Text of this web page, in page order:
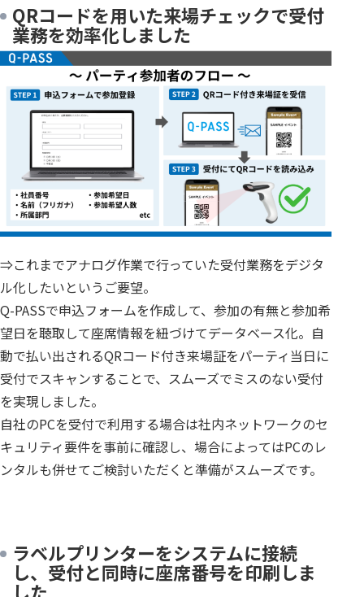
QRコードを用いた来場チェックで受付
業務を効率化しました
⇒これまでアナログ作業で行っていた受付業務をデジタ
ル化したいというご要望。
Q-PASSで申込フォームを作成して、参加の有無と参加希
望日を聴取して座席情報を紐づけてデータベース化。自
動で払い出されるQRコード付き来場証をパーティ当日に
受付でスキャンすることで、スムーズでミスのない受付
を実現しました。
自社のPCを受付で利用する場合は社内ネットワークのセ
キュリティ要件を事前に確認し、場合によってはPCのレ
ンタルも併せてご検討いただくと準備がスムーズです。
ラベルプリンターをシステムに接続
し、受付と同時に座席番号を印刷しま
した